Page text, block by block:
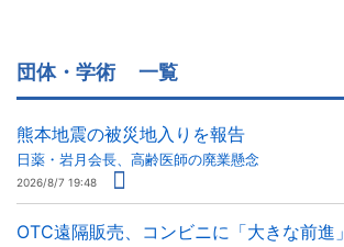
団体・学術 一覧
熊本地震の被災地入りを報告
日薬・岩月会長、高齢医師の廃業懸念
2026/8/7 19:48
OTC遠隔販売、コンビニに「大きな前進」